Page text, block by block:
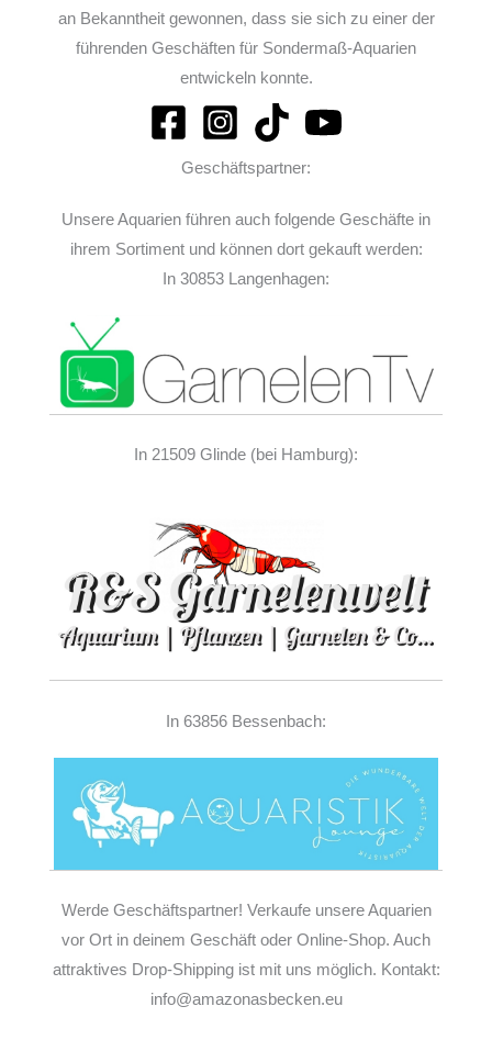
an Bekanntheit gewonnen, dass sie sich zu einer der
führenden Geschäften für Sondermaß-Aquarien
entwickeln konnte.
Geschäftspartner:
Unsere Aquarien führen auch folgende Geschäfte in
ihrem Sortiment und können dort gekauft werden:
In 30853 Langenhagen:
In 21509 Glinde (bei Hamburg):
In 63856 Bessenbach:
Werde Geschäftspartner! Verkaufe unsere Aquarien
vor Ort in deinem Geschäft oder Online-Shop. Auch
attraktives Drop-Shipping ist mit uns möglich. Kontakt:
info@amazonasbecken.eu